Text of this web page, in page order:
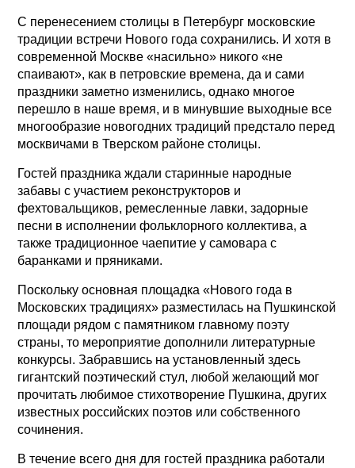
С перенесением столицы в Петербург московские
традиции встречи Нового года сохранились. И хотя в
современной Москве «насильно» никого «не
спаивают», как в петровские времена, да и сами
праздники заметно изменились, однако многое
перешло в наше время, и в минувшие выходные все
многообразие новогодних традиций предстало перед
москвичами в Тверском районе столицы.
Гостей праздника ждали старинные народные
забавы с участием реконструкторов и
фехтовальщиков, ремесленные лавки, задорные
песни в исполнении фольклорного коллектива, а
также традиционное чаепитие у самовара с
баранками и пряниками.
Поскольку основная площадка «Нового года в
Московских традициях» разместилась на Пушкинской
площади рядом с памятником главному поэту
страны, то мероприятие дополнили литературные
конкурсы. Забравшись на установленный здесь
гигантский поэтический стул, любой желающий мог
прочитать любимое стихотворение Пушкина, других
известных российских поэтов или собственного
сочинения.
В течение всего дня для гостей праздника работали